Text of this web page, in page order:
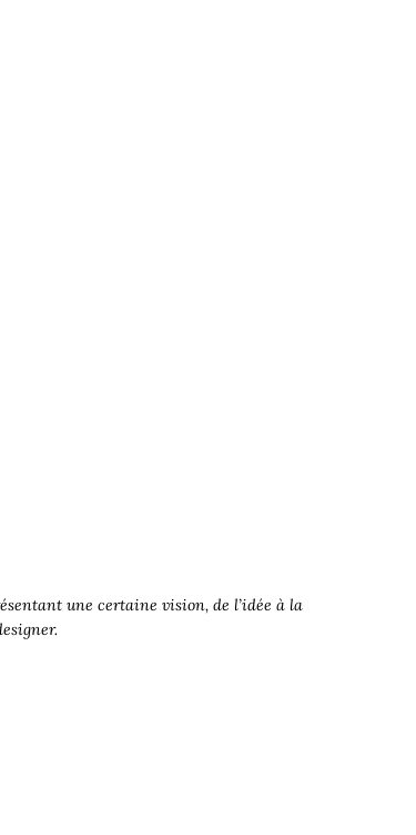
une certaine vision, de l’idée à la